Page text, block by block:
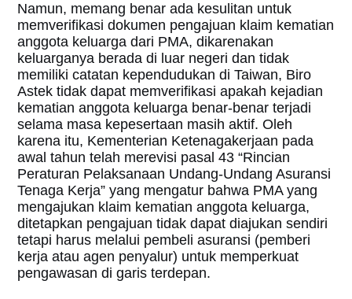
Namun, memang benar ada kesulitan untuk
memverifikasi dokumen pengajuan klaim kematian
anggota keluarga dari PMA, dikarenakan
keluarganya berada di luar negeri dan tidak
memiliki catatan kependudukan di Taiwan, Biro
Astek tidak dapat memverifikasi apakah kejadian
kematian anggota keluarga benar-benar terjadi
selama masa kepesertaan masih aktif. Oleh
karena itu, Kementerian Ketenagakerjaan pada
awal tahun telah merevisi pasal 43 “Rincian
Peraturan Pelaksanaan Undang-Undang Asuransi
Tenaga Kerja” yang mengatur bahwa PMA yang
mengajukan klaim kematian anggota keluarga,
ditetapkan pengajuan tidak dapat diajukan sendiri
tetapi harus melalui pembeli asuransi (pemberi
kerja atau agen penyalur) untuk memperkuat
pengawasan di garis terdepan.